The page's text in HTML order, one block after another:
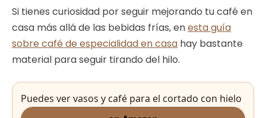
Si tienes curiosidad por seguir mejorando tu café en
casa más allá de las bebidas frías, enesta guía
sobre café de especialidad en casa hay bastante
material para seguir tirando del hilo.
Puedes ver vasos y café para el cortado con hielo